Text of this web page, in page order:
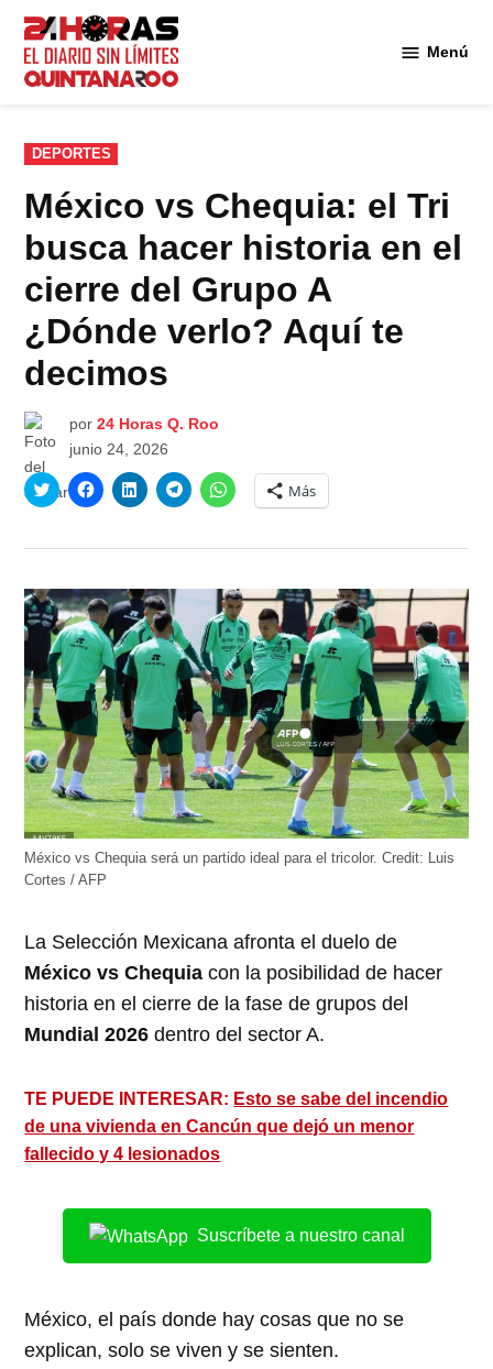
Saltar
contenido
Menú
PUBLICADO
EN
DEPORTES
México vs Chequia: el Tri
busca hacer historia en el
cierre del Grupo A
¿Dónde verlo? Aquí te
decimos
por 24 Horas Q. Roo
junio 24, 2026
Haz
clic
en
abre
en
una
ventana
nueva)
Haz
clic
en
abre
en
una
ventana
nueva)
Haz
clic
en
abre
en
una
ventana
nueva)
Haz
clic
en
abre
una
ventana
nueva)
Haz
clic
para
en
abre
en
una
ventana
nueva)
Más
México vs Chequia será un partido ideal para el tricolor.Credit: Luis
Cortes / AFP
La Selección Mexicana afronta el duelo de
México vs Chequia con la posibilidad de hacer
historia en el cierre de la fase de grupos del
Mundial 2026 dentro del sector A.
TE PUEDE INTERESAR: Esto se sabe del incendio
de una vivienda en Cancún que dejó un menor
fallecido y 4 lesionados
Suscríbete a nuestro canal
México, el país donde hay cosas que no se
explican, solo se viven y se sienten.